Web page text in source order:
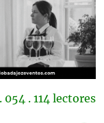
054 . 114 lectores